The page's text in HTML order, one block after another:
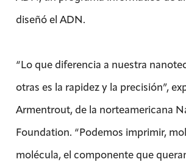
diseñó el ADN.
“Lo que diferencia a nuestra
otras es la rapidez y la precisión”,
Armentrout, de la norteamericana
Foundation. “Podemos imprimir,
molécula, el componente que